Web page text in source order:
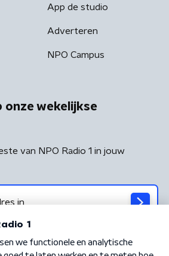
App de studio
Adverteren
NPO Campus
onze wekelijkse
van NPO Radio 1 in jouw